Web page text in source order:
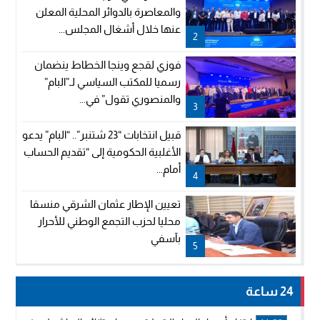
2
والمعاصرة بالدوائر المحلية المعلن
عنها خلال أشغال المجلس...
3
فوزي لقجع وينجا الخطاط ينضمان
رسميا للمكتب السياسي لـ”البام”
والمنصوري تقول” في...
4
قبيل انتخابات “23 شتنبر”.. “البام” يدعو
الأغلبية الحكومية إلى “تقديم الحساب
أمام...
5
تعيين الإطار عثمان الشرقي منسقا
محليا لحزب التجمع الوطني للأحرار
بآسفي
24 ساعة